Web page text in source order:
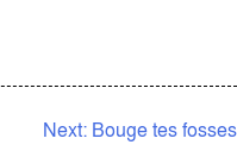
Next: Bouge tes fosses